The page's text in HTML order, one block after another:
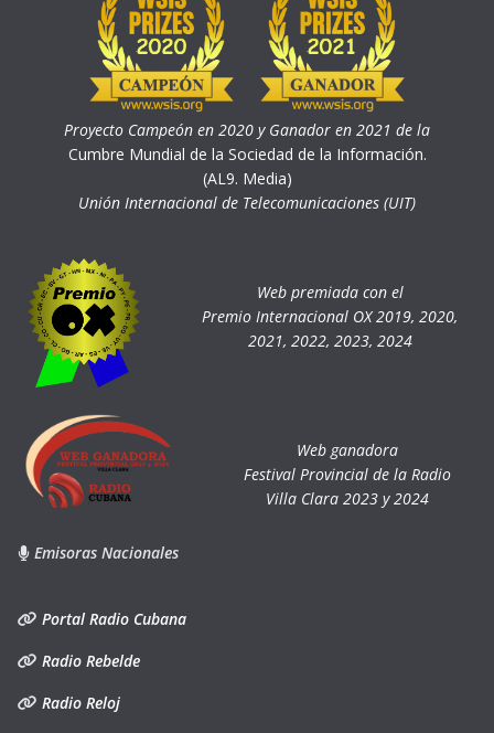
Proyecto Campeón en 2020 y Ganador en 2021 de la
Cumbre Mundial de la Sociedad de la Información.
(AL9. Media)
Unión Internacional de Telecomunicaciones (UIT)
Web premiada con el
Premio Internacional OX 2019, 2020,
2021, 2022, 2023, 2024
Web ganadora
Festival Provincial de la Radio
Villa Clara 2023 y 2024
Emisoras Nacionales
Portal Radio Cubana
Radio Rebelde
Radio Reloj